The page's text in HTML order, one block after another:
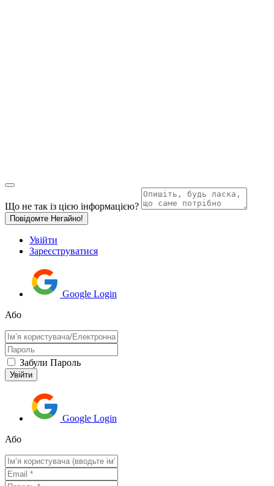
Що не так із цією інформацією?
Повідомте Негайно!
Увійти
Зареєструватися
Google Login
Або
Забули Пароль
Google Login
Або